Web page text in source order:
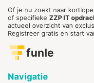
Of je nu zoekt naar
of specifieke ZZP IT
actueel overzicht van
Registreer gratis en start
funle
Navigatie